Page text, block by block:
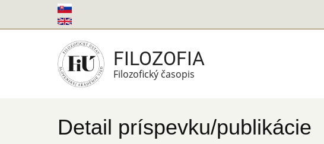
na
FILOZOFIA
Filozofický časopis
Detail príspevku/publikácie